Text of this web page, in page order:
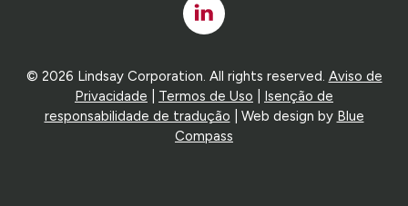
Linked
In
© 2026 Lindsay Corporation. All rights reserved. Aviso de
Privacidade
Termos de Uso
Isenção de
responsabilidade de tradução | Web design by Blue
Compass